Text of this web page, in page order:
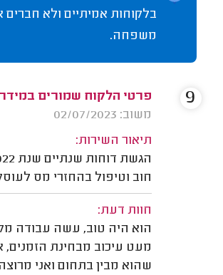
בלקוחות אמיתיים ולא חברים
משפחה.
פרטי הלקוח שמורים
משוב: 02/07/2023
תיאור השירות:
חוב וטיפול בהחזרי מס
חוות דעת:
הוא היה טוב, עשה עבודה
מעט עיכוב מבחינת
שהוא מבין בתחום ואני
9